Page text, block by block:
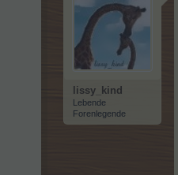
lissy_kind
Lebende
Forenlegende